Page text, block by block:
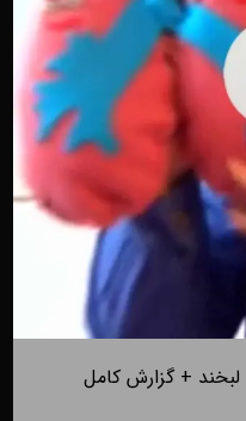
لبخند + گزارش کامل